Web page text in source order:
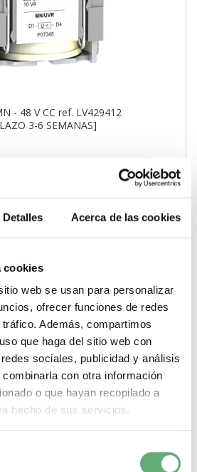
Detalles Acerca de las cookies
cookies
web se usan para personalizar
ofrecer funciones de redes
Además, compartimos
que haga del sitio web con
sociales, publicidad y análisis
con otra información
o que hayan recopilado a
hecho de sus servicios.
- 48 V CC ref. LV429412
3-6 SEMANAS]
ref. LV429412...
(CC, DC)
+